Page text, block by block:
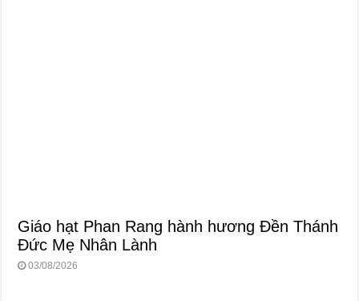
Giáo hạt Phan Rang hành hương Đền Thánh
Đức Mẹ Nhân Lành
03/08/2026